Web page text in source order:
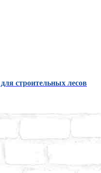
строительных лесов